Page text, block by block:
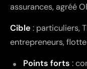
assurances, agréé
Cible : particuliers,
entrepreneurs,
Points forts :